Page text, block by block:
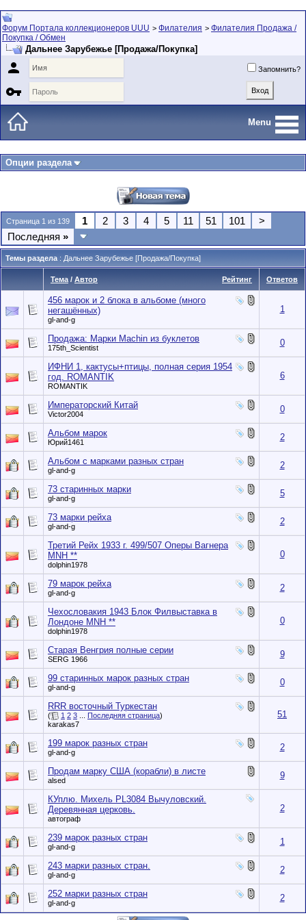
Форум Портала коллекционеров UUU > Филателия > Филателия Продажа /
Покупка / Обмен
Дальнее Зарубежье [Продажа/Покупка]
 Запомнить?

Menu
Опции раздела
Страница 1 из 139 1 2 3 4 5 11 51 101
>
Последняя »
Темы раздела : Дальнее Зарубежье [Продажа/Покупка]
Рейтинг
Тема / Автор Ответов
456 марок и 2 блока в альбоме (много
негашённых)
gl-and-g
1
Продажа: Марки Machin из буклетов
175th_Scientist 0
ИФНИ 1, кактусы+птицы, полная серия 1954
год. ROMANTIK
ROMANTIK
6
Императорский Китай
Victor2004 0
Альбом марок
Юрий1461 2
Альбом с марками разных стран
gl-and-g 2
73 старинных марки
gl-and-g 5
73 марки рейха
gl-and-g 2
Третий Рейх 1933 г. 499/507 Оперы Вагнера
MNH **
dolphin1978
0
79 марок рейха
gl-and-g 2
Чехословакия 1943 Блок Филвыставка в
Лондоне MNH **
dolphin1978
0
Старая Венгрия полные серии
SERG 1966 9
99 старинных марок разных стран
gl-and-g 0
RRR восточный Туркестан
( 1 2 3 Последняя страница)
karakas7
51
199 марок разных стран
gl-and-g 2
Продам марку США (корабли) в листе
alsed 9
КУплю. Михель PL3084 Вычуловский.
Деревянная церковь.
автограф
2
239 марок разных стран
gl-and-g 1
243 марки разных стран.
gl-and-g 2
252 марки разных стран
gl-and-g 2